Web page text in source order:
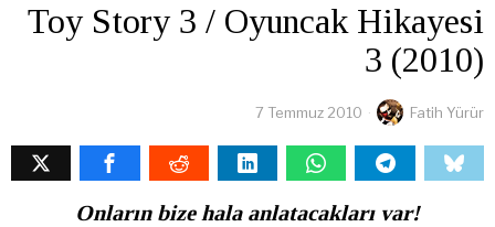
Toy Story 3 / Oyuncak Hikayesi
3 (2010)
7 Temmuz 2010 Fatih Yürür
Onların bize hala anlatacakları var!